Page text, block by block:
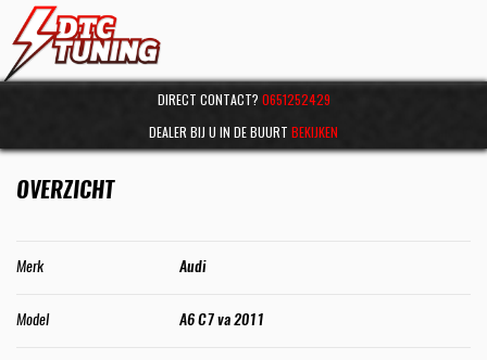
DIRECT CONTACT? 0651252429
DEALER BIJ U IN DE BUURT BEKIJKEN
OVERZICHT
Merk Audi
Model A6 C7 va 2011